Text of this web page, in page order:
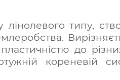
типу,
до
кореневій